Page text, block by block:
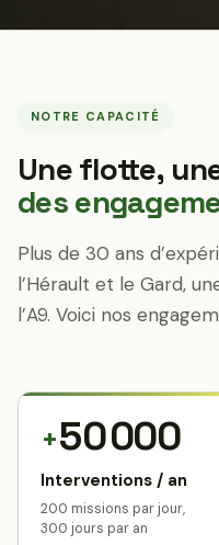
NOTRE CAPACITÉ
Une flotte,
des
Plus de 30 ans
l’Hérault et le Gard,
l’A9. Voici nos
+50 000
Interventions / an
200 missions par jour,
300 jours par an